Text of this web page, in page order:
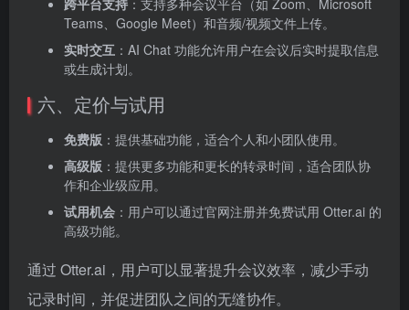
Teams、Google Meet）和音频/视频文件上传。
实时交互 ‌：AI Chat 功能允许用户在会议后实时提取信息
或生成计划。
六、定价与试用
免费版 ‌：提供基础功能，适合个人和小团队使用。
高级版 ‌：提供更多功能和更长的转录时间，适合团队协
作和企业级应用。
试用机会 ‌：用户可以通过官网注册并免费试用 Otter.ai 的
高级功能。
通过 Otter.ai，用户可以显著提升会议效率，减少手动
记录时间，并促进团队之间的无缝协作。